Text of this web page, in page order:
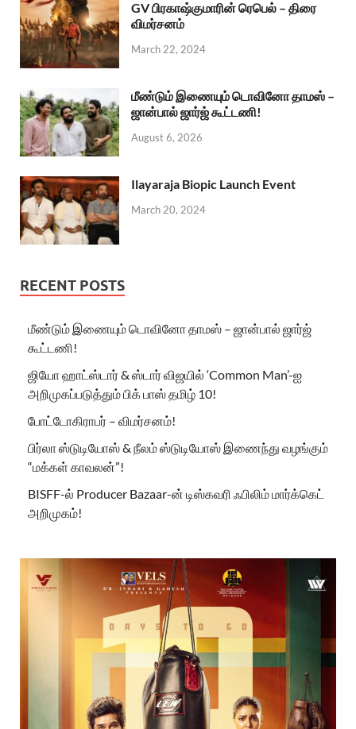
GV பிரகாஷ்குமாரின் ரெபெல் – திரை
விமர்சனம்
March 22, 2024
மீண்டும் இணையும் டொவினோ தாமஸ் –
ஜான்பால் ஜார்ஜ் கூட்டணி!
August 6, 2026
Ilayaraja Biopic Launch Event
March 20, 2024
RECENT POSTS
மீண்டும் இணையும் டொவினோ தாமஸ் – ஜான்பால் ஜார்ஜ்
கூட்டணி!
ஜியோ ஹாட்ஸ்டார் & ஸ்டார் விஜயில் ‘Common Man’-ஐ
அறிமுகப்படுத்தும் பிக் பாஸ் தமிழ் 10!
போட்டோகிராபர் – விமர்சனம்!
பிர்லா ஸ்டுடியோஸ் & நீலம் ஸ்டுடியோஸ் இணைந்து வழங்கும்
“மக்கள் காவலன்”!
BISFF-ல் Producer Bazaar-ன் டிஸ்கவரி ஃபிலிம் மார்க்கெட்
அறிமுகம்!